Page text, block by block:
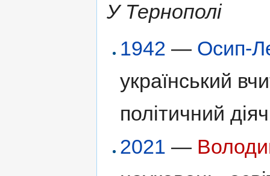
У Тернополі
1942 — Осип-
український
політичний
2021 —